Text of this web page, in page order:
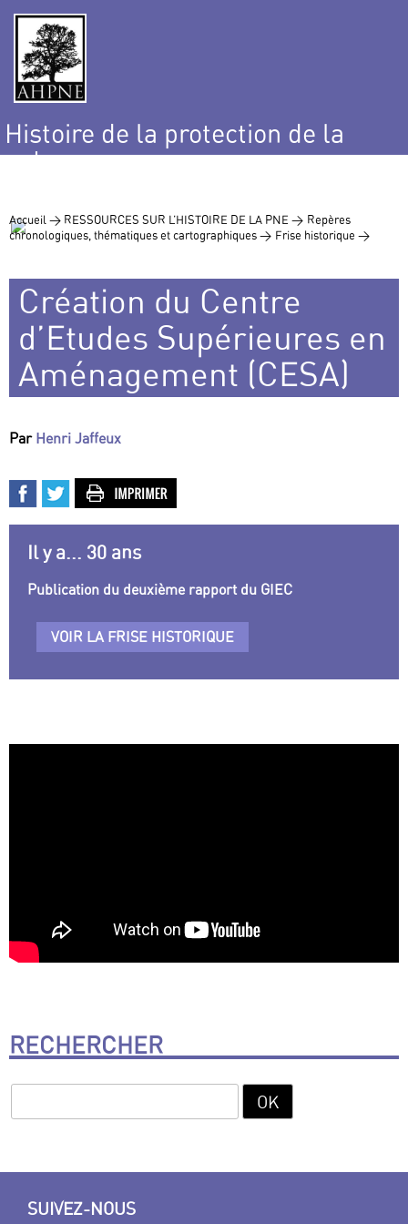
Histoire de la protection de la
nature
Accueil > RESSOURCES SUR L’HISTOIRE DE LA PNE > Repères
chronologiques, thématiques et cartographiques > Frise historique >
Création du Centre
d’Etudes Supérieures en
Aménagement (CESA)
Par Henri Jaffeux
Il y a... 30 ans
Publication du deuxième rapport du GIEC
VOIR LA FRISE HISTORIQUE
RECHERCHER
SUIVEZ-NOUS